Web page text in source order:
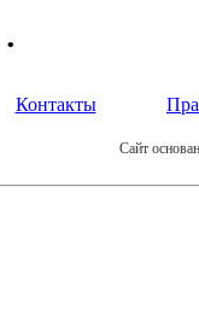
.
Контакты
Сайт